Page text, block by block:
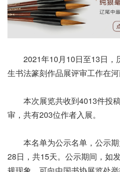
2021年10月10日至13日，
生书法篆刻作品展评审工作在河
本次展览共收到4013件投
审，共有203位作者入展。
本名单为公示名单，公示期
28日，共15天。公示期间，如